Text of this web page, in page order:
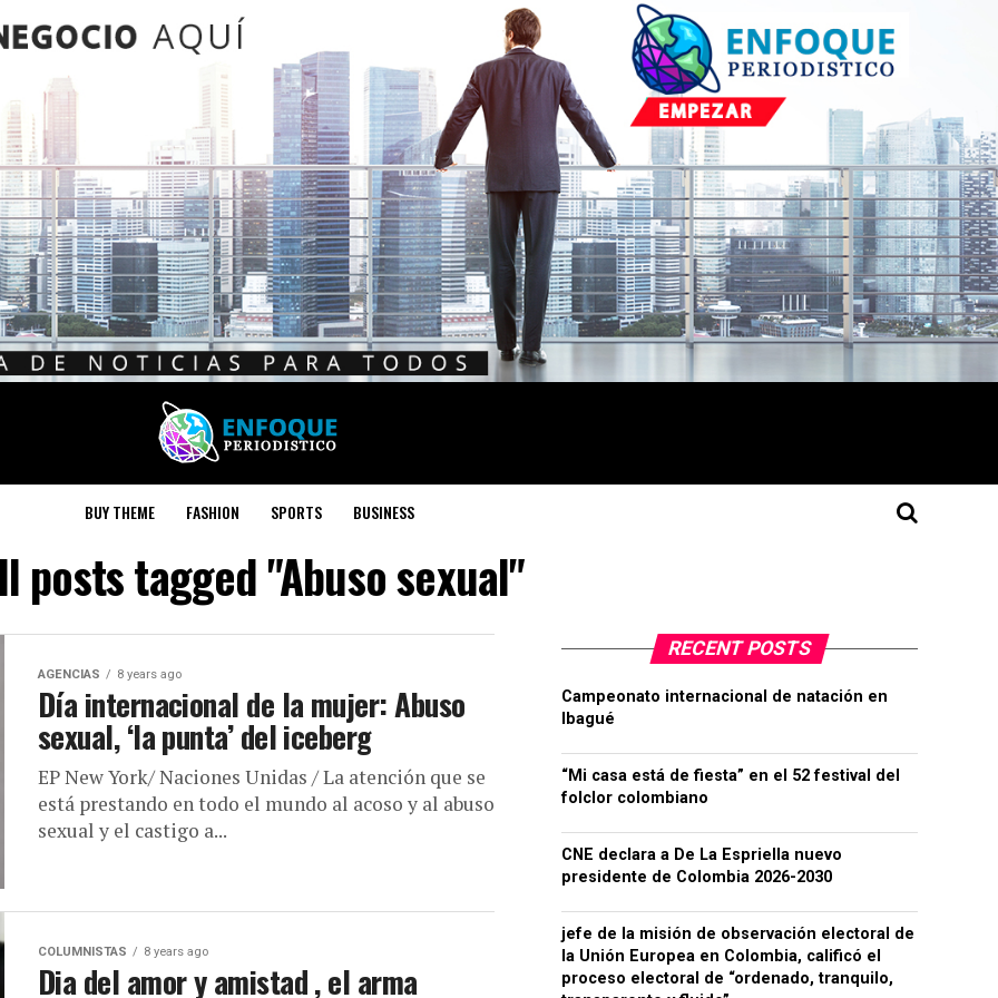
BUY THEME FASHION SPORTS BUSINESS
posts tagged "Abuso sexual"
AGENCIAS 8 years ago
Día internacional de la mujer: Abuso
sexual, ‘la punta’ del iceberg
EP New York/ Naciones Unidas / La atención que se
está prestando en todo el mundo al acoso y al abuso
sexual y el castigo a...
COLUMNISTAS 8 years ago
Dia del amor y amistad , el arma
RECENT POSTS
Campeonato internacional de natación en
Ibagué
“Mi casa está de fiesta” en el 52 festival del
folclor colombiano
CNE declara a De La Espriella nuevo
presidente de Colombia 2026-2030
jefe de la misión de observación electoral de
la Unión Europea en Colombia, calificó el
proceso electoral de “ordenado, tranquilo,